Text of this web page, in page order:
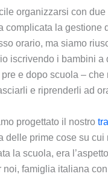
organizzarsi con due
complicata la gestione
orario, ma siamo
iscrivendo i bambini a
e dopo scuola – che
e riprenderli ad
progettato il nostro
delle prime cose su cui
la scuola, era
noi, famiglia italiana